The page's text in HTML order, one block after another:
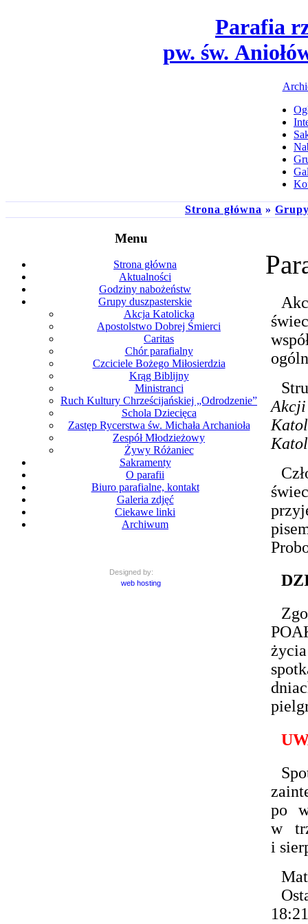
Parafia
pw. św.
Strona główna »
Menu
Strona główna
Aktualności
Godziny nabożeństw
Grupy duszpasterskie
Akcja Katolicka
Apostolstwo Dobrej Śmierci
Caritas
Chór parafialny
Czciciele Bożego Miłosierdzia
Krąg Biblijny
Ministranci
Ruch Kultury Chrześcijańskiej „Odrodzenie”
Schola Dziecięca
Zastęp Rycerstwa św. Michała Archanioła
Zespół Młodzieżowy
Żywy Różaniec
Sakramenty
O parafii
Biuro parafialne, kontakt
Galeria zdjęć
Ciekawe linki
Archiwum
Designed by:
web hosting
po
w
i
18:21